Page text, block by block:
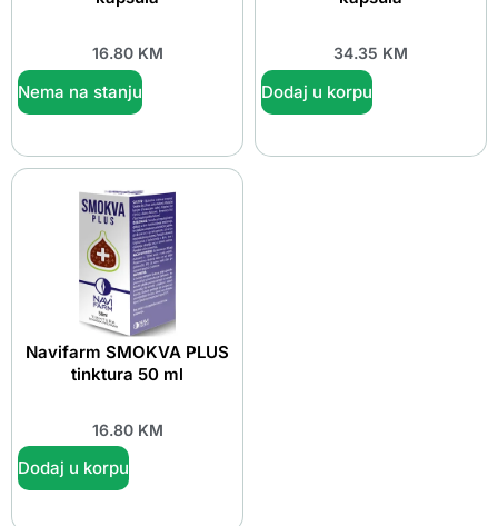
16.80 KM
Nema na stanju
34.35 KM
Dodaj u korpu
Navifarm SMOKVA PLUS
tinktura 50 ml
16.80 KM
Dodaj u korpu